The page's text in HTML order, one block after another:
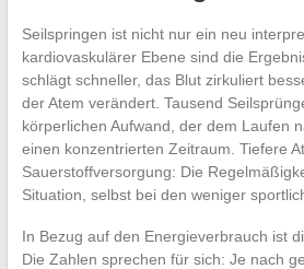
Seilspringen ist nicht nur ein neu
kardiovaskulärer Ebene sind die
schlägt schneller, das Blut zirkuliert
der Atem verändert. Tausend
körperlichen Aufwand, der dem Laufen
einen konzentrierten Zeitraum. Tiefere
Sauerstoffversorgung: Die
Situation, selbst bei den weniger
In Bezug auf den Energieverbrauch ist
Die Zahlen sprechen für sich: Je nach